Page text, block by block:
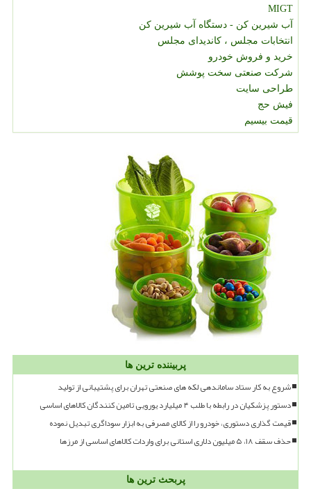
MIGT
آب شیرین کن - دستگاه آب شیرین کن
انتخابات مجلس ، کاندیدای مجلس
خرید و فروش خودرو
شرکت صنعتی سخت پوشش
طراحی سایت
فیش حج
قیمت بیسیم
پربیننده ترین ها
شروع به کار ستاد ساماندهی لکه های صنعتی تهران برای پشتیبانی از تولید
دستور پزشکیان در رابطه با طلب ۴ میلیارد یورویی تامین کنندگان کالاهای اساسی
قیمت گذاری دستوری، خودرو را از کالای مصرفی به ابزار سوداگری تبدیل نموده
حذف سقف ۱۸، ۵ میلیون دلاری استانی برای واردات کالاهای اساسی از مرزها
پربحث ترین ها